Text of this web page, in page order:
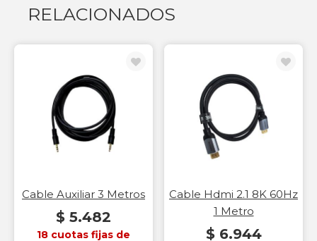
RELACIONADOS
Cable Auxiliar 3 Metros
$ 5.482
18 cuotas fijas de
Cable Hdmi 2.1 8K 60Hz
1 Metro
$ 6.944